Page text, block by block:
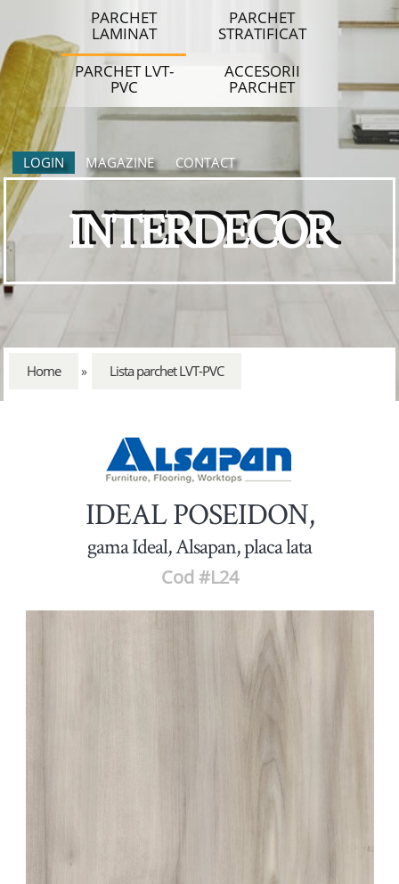
PARCHET
LAMINAT
PARCHET
STRATIFICAT
PARCHET LVT-
PVC
ACCESORII
PARCHET
LOGIN MAGAZINE CONTACT
INTERDECOR
Home » Lista parchet LVT-PVC
IDEAL POSEIDON,
gama Ideal, Alsapan, placa lata
Cod #L24